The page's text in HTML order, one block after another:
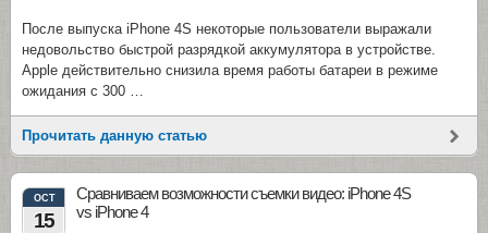
После выпуска iPhone 4S некоторые пользователи выражали
недовольство быстрой разрядкой аккумулятора в устройстве.
Apple действительно снизила время работы батареи в режиме
ожидания с 300 …
Прочитать данную статью
OCT
15
Сравниваем возможности съемки видео: iPhone 4S
vs iPhone 4